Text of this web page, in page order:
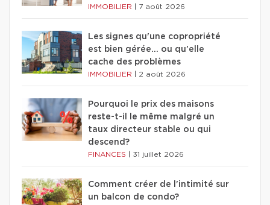
IMMOBILIER 7 août 2026
Les signes qu'une copropriété
est bien gérée… ou qu'elle
cache des problèmes
IMMOBILIER 2 août 2026
Pourquoi le prix des maisons
reste-t-il le même malgré un
taux directeur stable ou qui
descend?
FINANCES 31 juillet 2026
Comment créer de l'intimité sur
un balcon de condo?